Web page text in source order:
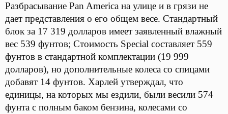
Разбрасывание Pan America на улице и в грязи не
дает представления о его общем весе. Стандартный
блок за 17 319 долларов имеет заявленный влажный
вес 539 фунтов; Стоимость Special составляет 559
фунтов в стандартной комплектации (19 999
долларов), но дополнительные колеса со спицами
добавят 14 фунтов. Харлей утверждал, что
единицы, на которых мы ездили, были весили 574
фунта с полным баком бензина, колесами со